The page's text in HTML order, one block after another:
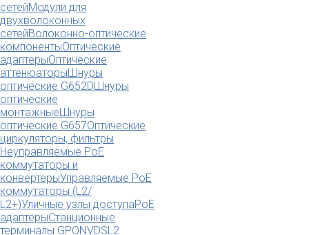
сетейМодули для
двухволоконных
сетейВолоконно-оптические
компонентыОптические
адаптерыОптические
аттенюаторыШнуры
оптические G652DШнуры
оптические
монтажныеШнуры
оптические G657Оптические
циркуляторы, фильтры
Неуправляемые PoE
коммутаторы и
конвертерыУправляемые PoE
коммутаторы (L2/
L2+)Уличные узлы доступаPoE
адаптерыСтанционные
терминалы GPONVDSL2